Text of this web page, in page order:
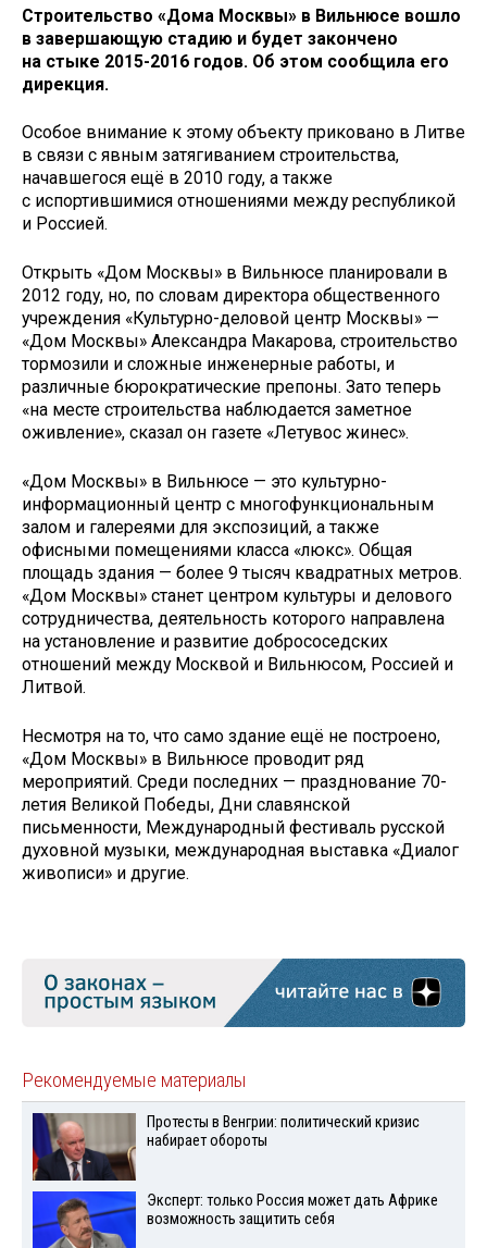
Строительство «Дома Москвы» в Вильнюсе вошло
в завершающую стадию и будет закончено
на стыке 2015-2016 годов. Об этом сообщила его
дирекция.
Особое внимание к этому объекту приковано в Литве
в связи с явным затягиванием строительства,
начавшегося ещё в 2010 году, а также
с испортившимися отношениями между республикой
и Россией.
Открыть «Дом Москвы» в Вильнюсе планировали в
2012 году, но, по словам директора общественного
учреждения «Культурно-деловой центр Москвы» —
«Дом Москвы» Александра Макарова, строительство
тормозили и сложные инженерные работы, и
различные бюрократические препоны. Зато теперь
«на месте строительства наблюдается заметное
оживление», сказал он газете «Летувос жинес».
«Дом Москвы» в Вильнюсе — это культурно-
информационный центр с многофункциональным
залом и галереями для экспозиций, а также
офисными помещениями класса «люкс». Общая
площадь здания — более 9 тысяч квадратных метров.
«Дом Москвы» станет центром культуры и делового
сотрудничества, деятельность которого направлена
на установление и развитие добрососедских
отношений между Москвой и Вильнюсом, Россией и
Литвой.
Несмотря на то, что само здание ещё не построено,
«Дом Москвы» в Вильнюсе проводит ряд
мероприятий. Среди последних — празднование 70-
летия Великой Победы, Дни славянской
письменности, Международный фестиваль русской
духовной музыки, международная выставка «Диалог
живописи» и другие.
Рекомендуемые материалы
Протесты в Венгрии: политический кризис
набирает обороты
Эксперт: только Россия может дать Африке
возможность защитить себя